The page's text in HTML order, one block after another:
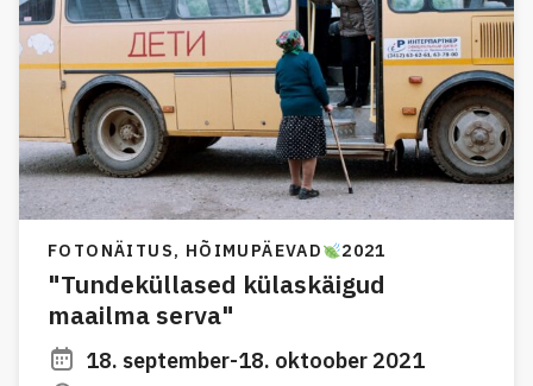
FOTONÄITUS, HÕIMUPÄEVAD 2021
"Tundeküllased külaskäigud
maailma serva"
18. september-18. oktoober 2021